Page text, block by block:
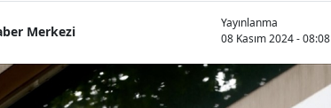
Merkezi
Yayınlanma
08 Kasım 2024 - 08:08